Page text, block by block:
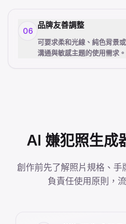
06
品牌友善調整
可要求柔和光線、純色背景
溝通與敏感主題的使用需求。
AI 嫌犯照生成
創作前先了解照片規格、手
負責任使用原則，